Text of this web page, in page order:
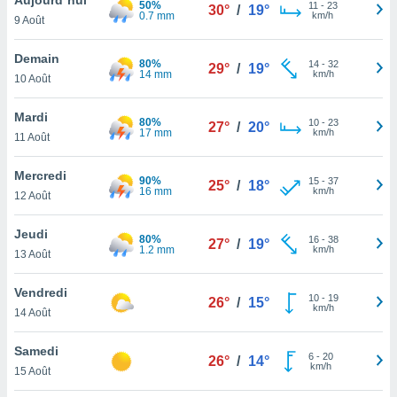
et
»,
au
vous
qu'ils
ou
le
ainsi
un
la
du
9 Août
50%
0.7 mm
30° / 19° 11 - 23
km/h
Demain
10 Août
80%
14 mm
29° / 19° 14- 32
km/h
Mardi
11 Août
80%
17 mm
27° / 20° 10- 23
km/h
Mercredi
12 Août
90%
16 mm
25° / 18° 15- 37
km/h
Jeudi
13 Août
80%
1.2 mm
27° / 19° 16- 38
km/h
Vendredi
14 Août
26° / 15° 10- 19
km/h
Samedi
15 Août
26° / 14° 6- 20
km/h